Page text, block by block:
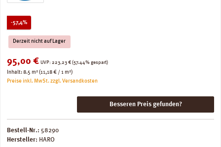
-57,4%Rabatt
Derzeit nicht auf Lager
Verkaufspreis:
95,00 € UVP: Regulärer Preis:
223,23 € (57.44% gespart)
Inhalt:8.5 m²(11,18 € / 1 m²)
Preise inkl. MwSt. zzgl. Versandkosten
Besseren Preis gefunden?
Bestell-Nr.: 58290
Hersteller: HARO